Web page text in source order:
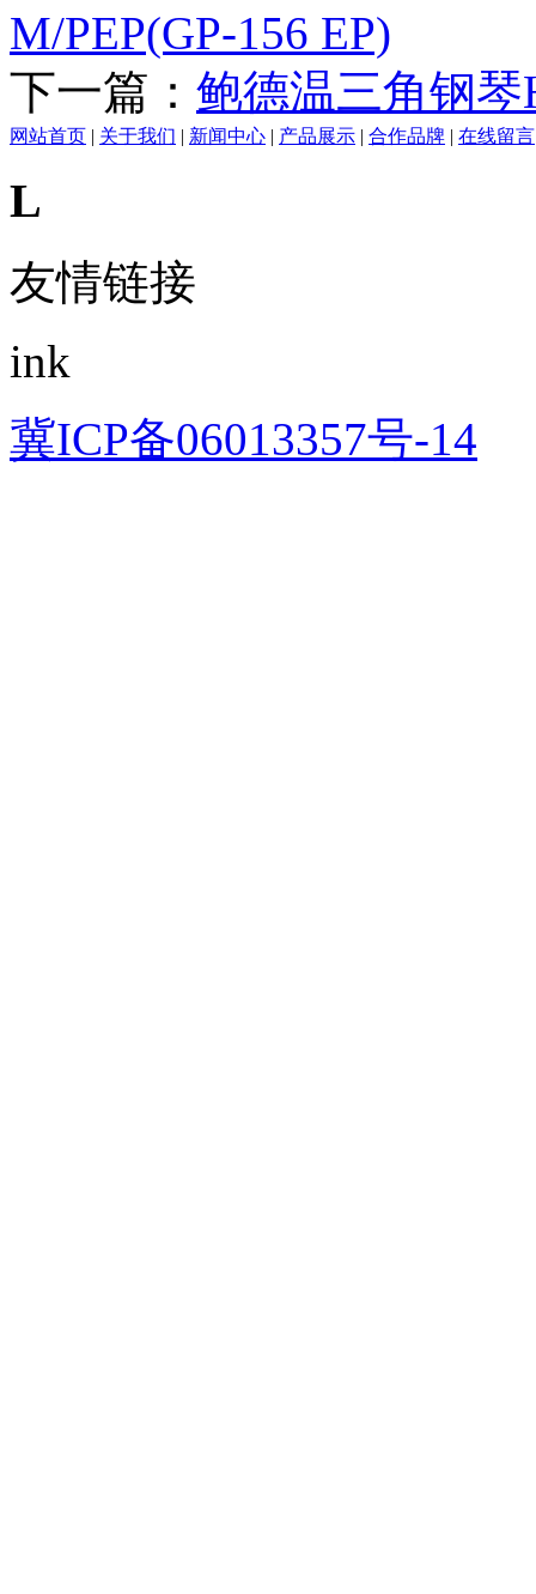
M/PEP(GP-156 EP)
下一篇： 鲍德温三角钢琴
网站首页 | 关于我们 | 新闻中心 | 产品展示 | 合作品牌 | 在线留言
L
友情链接
ink
冀ICP备06013357号-14